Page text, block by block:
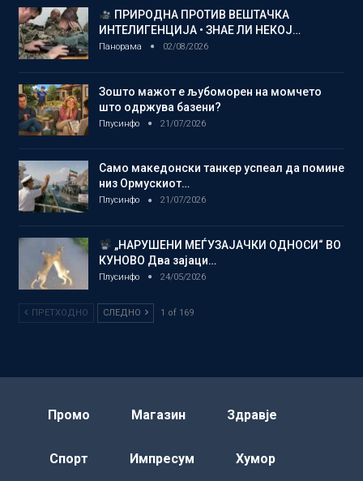
ПРИРОДНА ПРОТИВ ВЕШТАЧКА
ИНТЕЛИГЕНЦИЈА • ЗНАЕ ЛИ НЕКОЈ…
Панорама 02/08/2026
Зошто мажот е љубоморен на момчето
што одржува базени?
Плусинфо 21/07/2026
Само македонски танкер успеал да помине
низ Ормускиот…
Плусинфо 21/07/2026
„НАРУШЕНИ МЕЃУЗАЈАЧКИ ОДНОСИ“ ВО
КУНОВО Два зајаци…
Плусинфо 24/05/2026
ПРЕТХОДНО СЛЕДНО 1 of 169
Промо Магазин Здравје
Спорт Импресум Хумор